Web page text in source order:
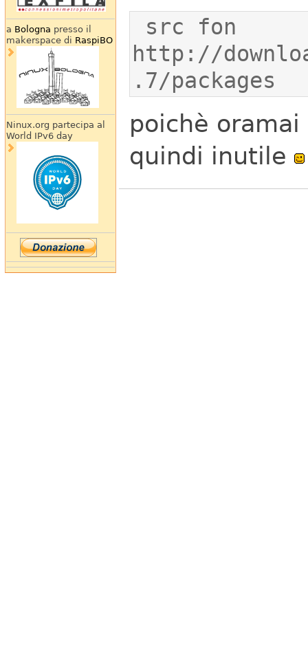
a Bologna presso il
makerspace di RaspiBO
Ninux.org partecipa al
World IPv6 day
http://
.7/packages
poichè
quindi inutile